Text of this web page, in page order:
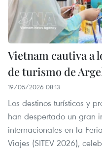
Vietnam cautiva a
de turismo de
19/05/2026 08:13
Los destinos turísticos y
han despertado un gran
internacionales en la
Viajes (SITEV 2026),